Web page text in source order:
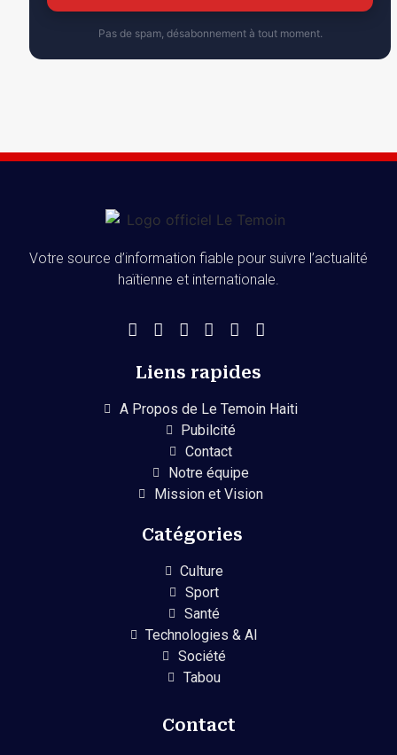
Pas de spam, désabonnement à tout moment.
Votre source d’information fiable pour suivre l’actualité
haïtienne et internationale.
Liens rapides
A Propos de Le Temoin Haiti
Pubilcité
Contact
Notre équipe
Mission et Vision
Catégories
Culture
Sport
Santé
Technologies & AI
Société
Tabou
Contact